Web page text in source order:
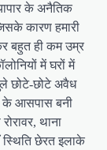
के अनैतिक
कारण हमारी
बहुत ही कम उम्र
में घरों में
छोटे-छोटे अवैध
के आसपास बनी
थाना
स्थिति छेरत इलाके